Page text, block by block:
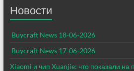
Новости
Buycraft News 18-06-2026
Buycraft News 17-06-2026
Xiaomi и чип Xuanjie: что показали на